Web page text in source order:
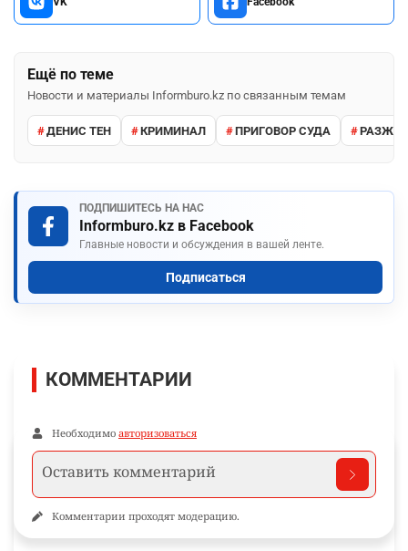
Ещё по теме
Новости и материалы Informburo.kz по связанным темам
ДЕНИС ТЕН КРИМИНАЛ ПРИГОВОР СУДА
ПОДПИШИТЕСЬ НА НАС
Informburo.kz в Facebook
Главные новости и обсуждения в вашей ленте.
Подписаться
КОММЕНТАРИИ
Необходимо авторизоваться
Комментарии проходят модерацию.